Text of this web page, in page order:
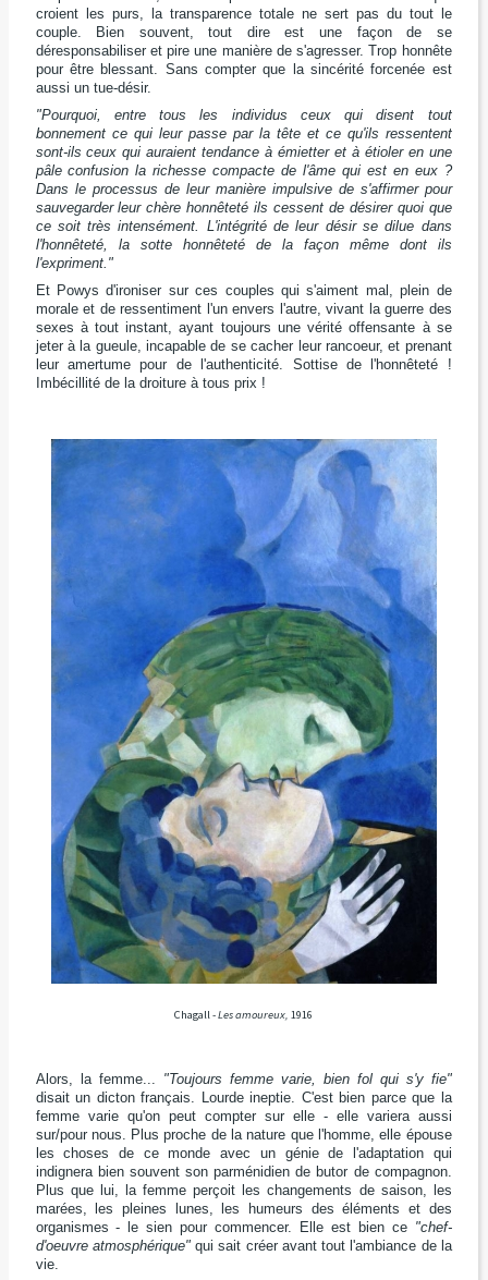
croient les purs, la transparence totale ne sert pas du tout le
couple. Bien souvent, tout dire est une façon de se
déresponsabiliser et pire une manière de s'agresser. Trop honnête
pour être blessant. Sans compter que la sincérité forcenée est
aussi un tue-désir.
"Pourquoi, entre tous les individus ceux qui disent tout
bonnement ce qui leur passe par la tête et ce qu'ils ressentent
sont-ils ceux qui auraient tendance à émietter et à étioler en une
pâle confusion la richesse compacte de l'âme qui est en eux ?
Dans le processus de leur manière impulsive de s'affirmer pour
sauvegarder leur chère honnêteté ils cessent de désirer quoi que
ce soit très intensément. L'intégrité de leur désir se dilue dans
l'honnêteté, la sotte honnêteté de la façon même dont ils
l'expriment."
Et Powys d'ironiser sur ces couples qui s'aiment mal, plein de
morale et de ressentiment l'un envers l'autre, vivant la guerre des
sexes à tout instant, ayant toujours une vérité offensante à se
jeter à la gueule, incapable de se cacher leur rancoeur, et prenant
leur amertume pour de l'authenticité. Sottise de l'honnêteté !
Imbécillité de la droiture à tous prix !
Chagall -Les amoureux, 1916
Alors, la femme... "Toujours femme varie, bien fol qui s'y fie"
disait un dicton français. Lourde ineptie. C'est bien parce que la
femme varie qu'on peut compter sur elle - elle variera aussi
sur/pour nous. Plus proche de la nature que l'homme, elle épouse
les choses de ce monde avec un génie de l'adaptation qui
indignera bien souvent son parménidien de butor de compagnon.
Plus que lui, la femme perçoit les changements de saison, les
marées, les pleines lunes, les humeurs des éléments et des
organismes - le sien pour commencer. Elle est bien ce "chef-
d'oeuvre atmosphérique"qui sait créer avant tout l'ambiance de la
vie.